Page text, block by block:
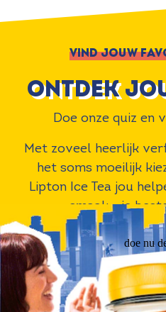
VIND JOUW
ontdek
Doe onze quiz en
Met zoveel heerlijk
het soms moeilijk
Lipton Ice Tea jou
smaak - je
doe nu